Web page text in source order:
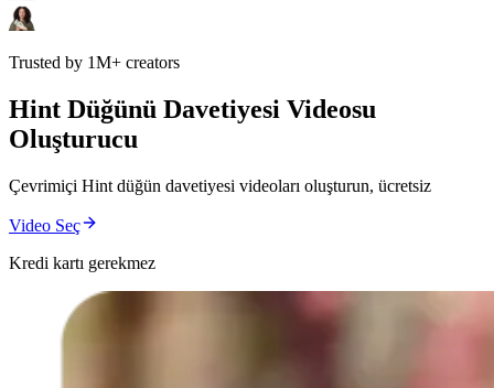
Trusted by 1M+ creators
Hint Düğünü Davetiyesi Videosu
Oluşturucu
Çevrimiçi Hint düğün davetiyesi videoları oluşturun, ücretsiz
Video Seç
Kredi kartı gerekmez